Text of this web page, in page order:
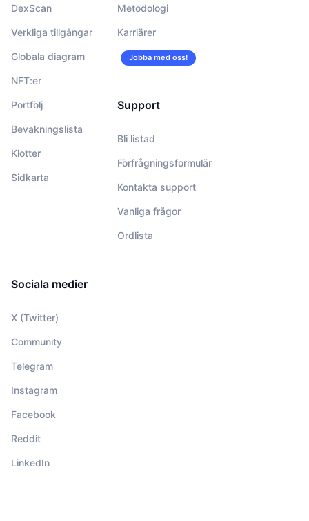
DexScan
Verkliga tillgångar
Globala diagram
NFT:er
Portfölj
Bevakningslista
Klotter
Sidkarta
Metodologi
Karriärer
Jobba med oss!
Support
Bli listad
Förfrågningsformulär
Kontakta support
Vanliga frågor
Ordlista
Sociala medier
X (Twitter)
Community
Telegram
Instagram
Facebook
Reddit
LinkedIn